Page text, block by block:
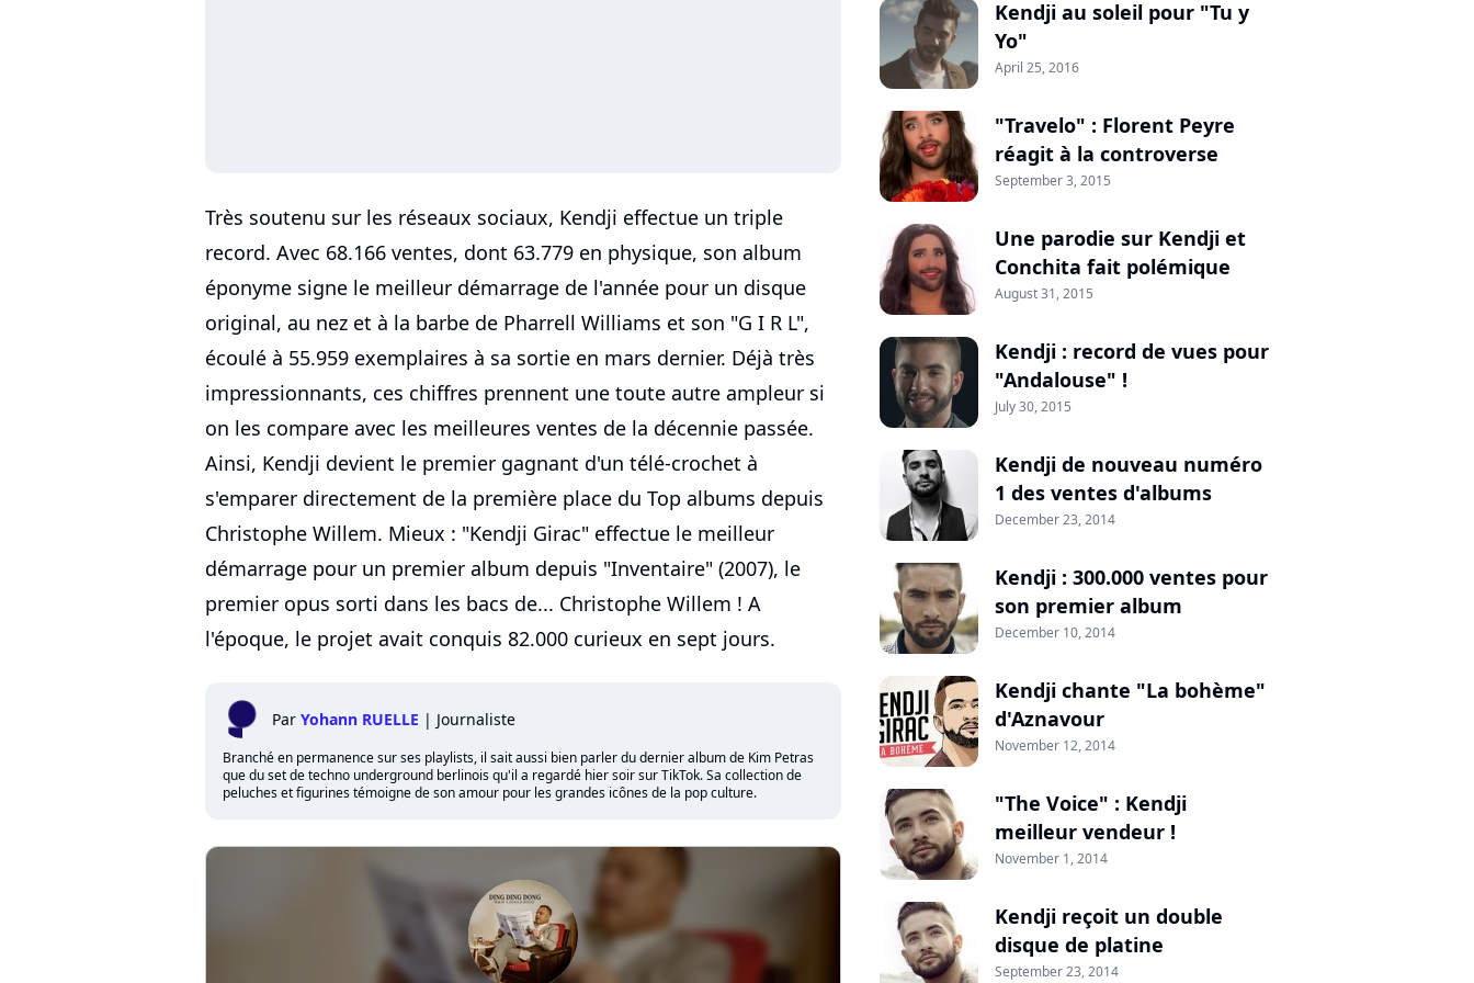
Très soutenu sur les réseaux sociaux, Kendji effectue un triple
record. Avec 68.166 ventes, dont 63.779 en physique, son album
éponyme signe le meilleur démarrage de l'année pour un disque
original, au nez et à la barbe de Pharrell Williams et son "G I R L",
écoulé à 55.959 exemplaires à sa sortie en mars dernier. Déjà très
impressionnants, ces chiffres prennent une toute autre ampleur si
on les compare avec les meilleures ventes de la décennie passée.
Ainsi, Kendji devient le premier gagnant d'un télé-crochet à
s'emparer directement de la première place du Top albums depuis
Christophe Willem. Mieux : "Kendji Girac" effectue le meilleur
démarrage pour un premier album depuis "Inventaire" (2007), le
premier opus sorti dans les bacs de... Christophe Willem ! A
l'époque, le projet avait conquis 82.000 curieux en sept jours.
Par Yohann RUELLE | Journaliste
Branché en permanence sur ses playlists, il sait aussi bien parler du dernier album de Kim Petras
que du set de techno underground berlinois qu'il a regardé hier soir sur TikTok. Sa collection de
peluches et figurines témoigne de son amour pour les grandes icônes de la pop culture.
Kendji au soleil pour "Tu y
Yo"
April 25, 2016
"Travelo" : Florent Peyre
réagit à la controverse
September 3, 2015
Une parodie sur Kendji et
Conchita fait polémique
August 31, 2015
Kendji : record de vues pour
"Andalouse" !
July 30, 2015
Kendji de nouveau numéro
1 des ventes d'albums
December 23, 2014
Kendji : 300.000 ventes pour
son premier album
December 10, 2014
Kendji chante "La bohème"
d'Aznavour
November 12, 2014
"The Voice" : Kendji
meilleur vendeur !
November 1, 2014
Kendji reçoit un double
disque de platine
September 23, 2014